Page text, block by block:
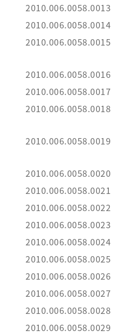
2010.006.0058.0013
2010.006.0058.0014
2010.006.0058.0015
2010.006.0058.0016
2010.006.0058.0017
2010.006.0058.0018
2010.006.0058.0019
2010.006.0058.0020
2010.006.0058.0021
2010.006.0058.0022
2010.006.0058.0023
2010.006.0058.0024
2010.006.0058.0025
2010.006.0058.0026
2010.006.0058.0027
2010.006.0058.0028
2010.006.0058.0029